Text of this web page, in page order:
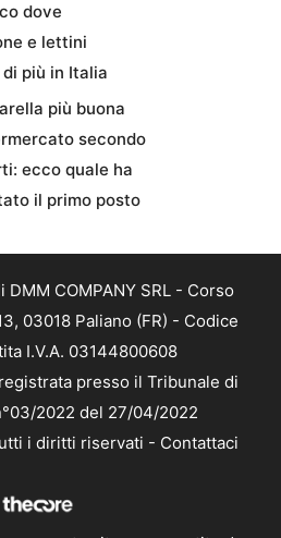
dove
e lettini
più in Italia
più buona
secondo
ecco quale ha
il primo posto
COMPANY SRL - Corso
03018 Paliano (FR) - Codice
I.V.A. 03144800608
presso il Tribunale di
2022 del 27/04/2022
i diritti riservati - Contattaci